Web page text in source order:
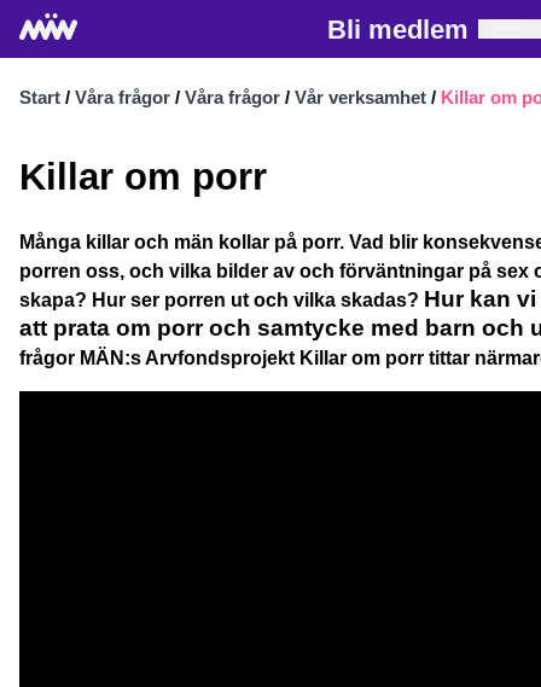
Bli medlem
Start / Våra frågor / Våra frågor / Vår verksamhet / Killar om
Killar om porr
Många killar och män kollar på porr. Vad blir
porren oss, och vilka bilder av och förväntningar på sex
skapa? Hur ser porren ut och vilka skadas? Hur kan
att prata om porr och samtycke med barn och
frågor MÄN:s Arvfondsprojekt Killar om porr tittar